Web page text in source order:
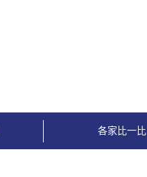
各家比一比